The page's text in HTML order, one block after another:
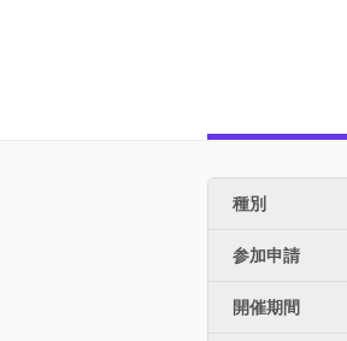
種別
参加申請
開催期間